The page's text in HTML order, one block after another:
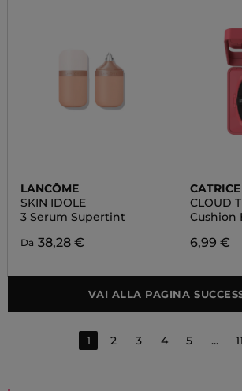
LANCÔME
SKIN IDOLE
3 Serum Supertint
Da 38,28 €
CATRICE
CLOUD
Cushion
6,99 €
VAI ALLA PAGINA
1 2 3 4 5 ... 11